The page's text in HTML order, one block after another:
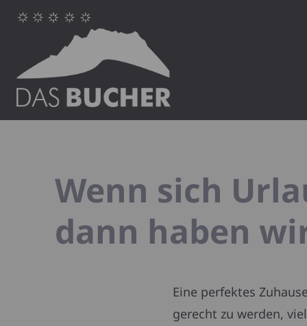
Wenn sich
dann haben
Eine perfektes
gerecht zu werden,